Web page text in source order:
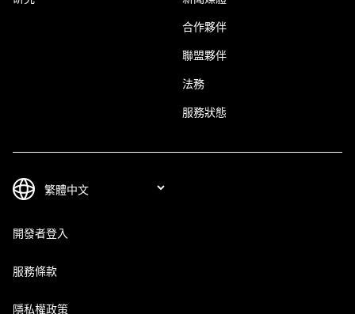
合作夥伴
聯盟夥伴
法務
服務狀態
開發者登入
服務條款
隱私權政策